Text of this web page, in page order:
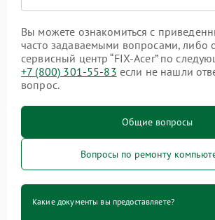
Вы можете ознакомиться с
часто задаваемыми вопросами, либо
сервисный центр “FIX-Acer” по
+7 (800) 301-55-83 если не нашли
вопрос.
Общие вопросы
Вопросы по ремонту
Какие документы вы предоставляете?